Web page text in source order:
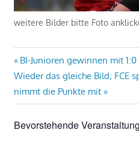
weitere Bilder bitte Foto
Vorheriger
Beitrag:
BI-Junioren gewinnen mit
Nächster
Beitrag:
Wieder das gleiche Bild; FCE
nimmt die Punkte mit
Bevorstehende